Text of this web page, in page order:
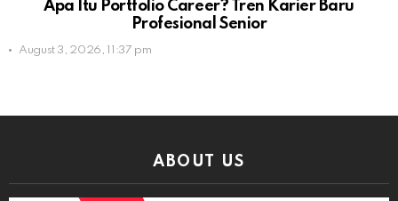
Apa Itu Portfolio Career? Tren Karier Baru
Profesional Senior
August 3, 2026, 11:37 pm
ABOUT US